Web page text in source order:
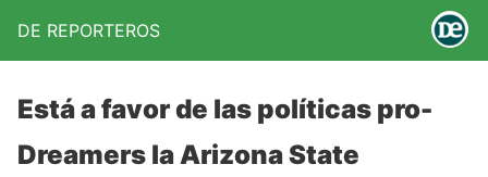
DE REPORTEROS
Está a favor de las políticas pro-
Dreamers la Arizona State